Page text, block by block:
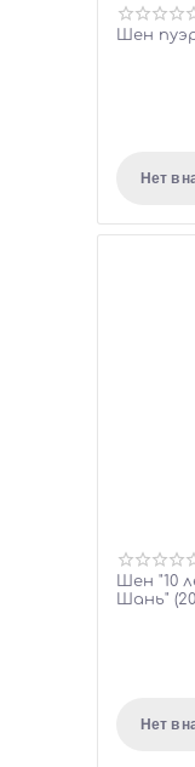
Шен
Нет в
Шен "10
Шань"
Нет в